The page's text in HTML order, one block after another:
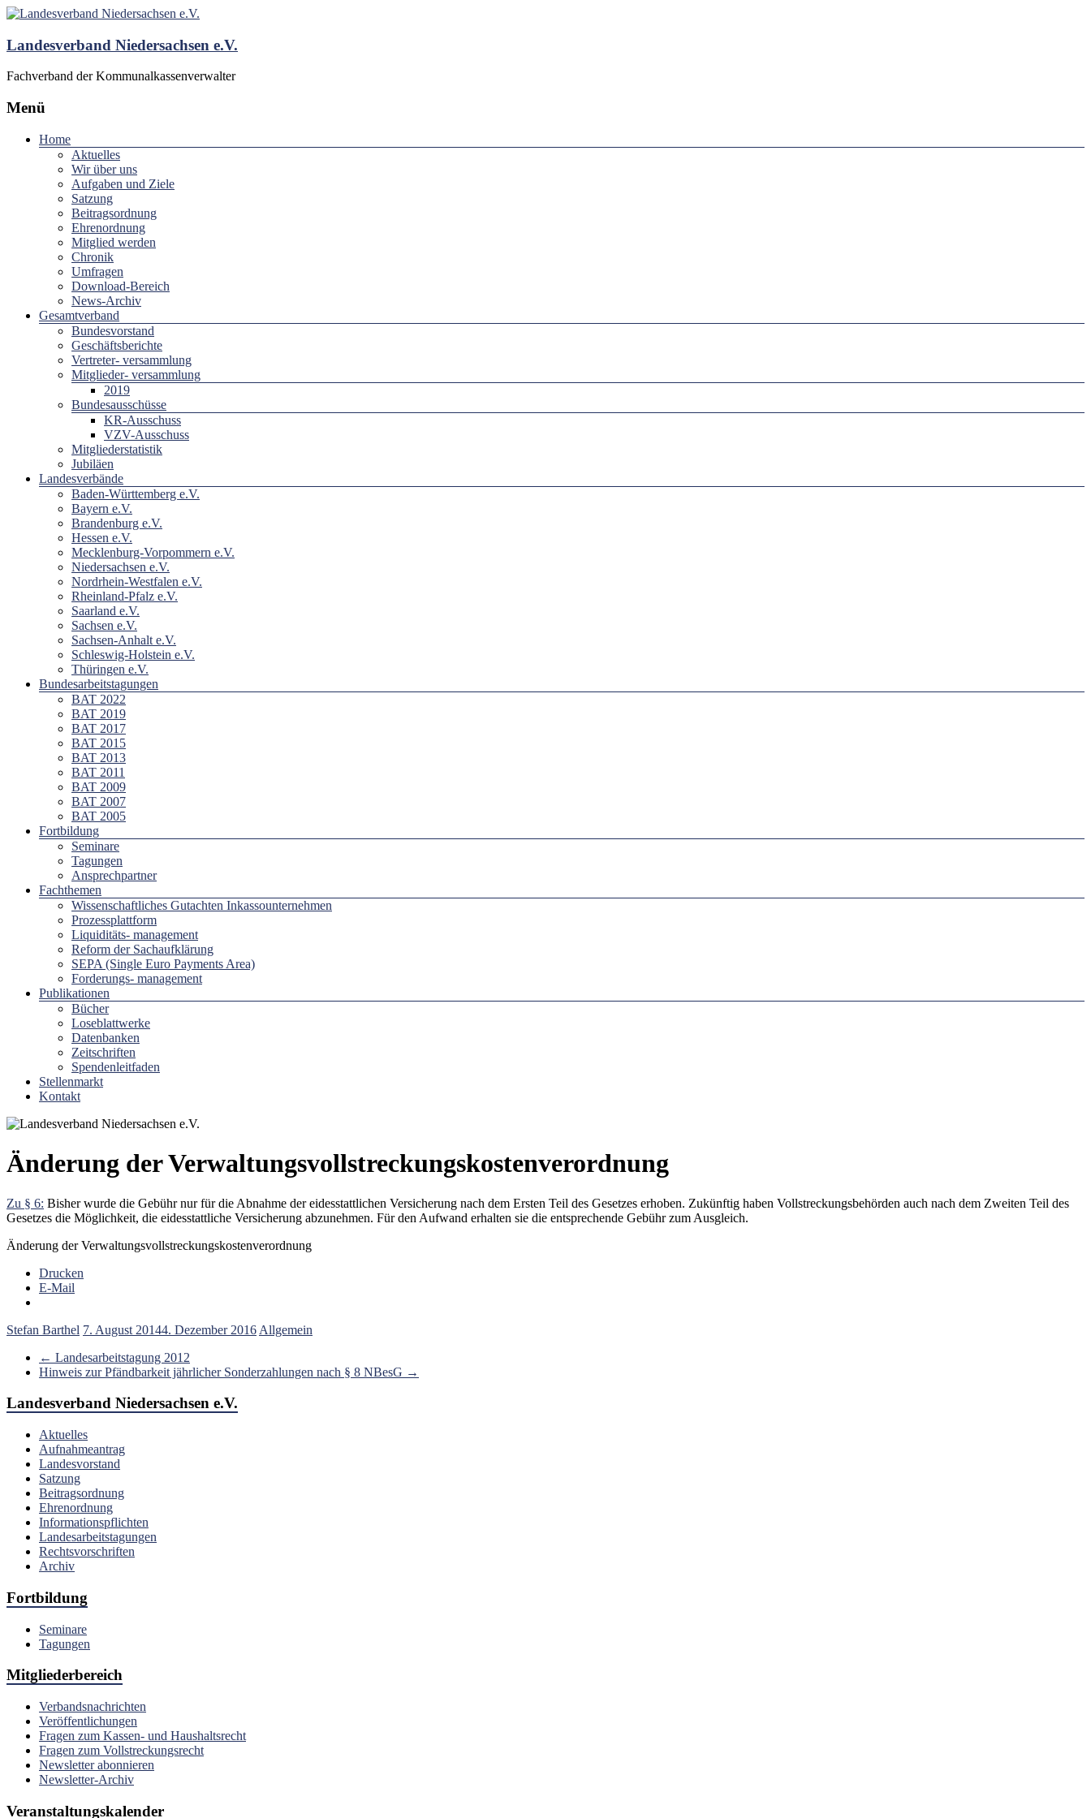
Landesverband Niedersachsen e.V.
Fachverband der Kommunalkassenverwalter
Menü
Home
Aktuelles
Wir über uns
Aufgaben und Ziele
Satzung
Beitragsordnung
Ehrenordnung
Mitglied werden
Chronik
Umfragen
Download-Bereich
News-Archiv
Gesamtverband
Bundesvorstand
Geschäftsberichte
Vertreter- versammlung
Mitglieder- versammlung
2019
Bundesausschüsse
KR-Ausschuss
VZV-Ausschuss
Mitgliederstatistik
Jubiläen
Landesverbände
Baden-Württemberg e.V.
Bayern e.V.
Brandenburg e.V.
Hessen e.V.
Mecklenburg-Vorpommern e.V.
Niedersachsen e.V.
Nordrhein-Westfalen e.V.
Rheinland-Pfalz e.V.
Saarland e.V.
Sachsen e.V.
Sachsen-Anhalt e.V.
Schleswig-Holstein e.V.
Thüringen e.V.
Bundesarbeitstagungen
BAT 2022
BAT 2019
BAT 2017
BAT 2015
BAT 2013
BAT 2011
BAT 2009
BAT 2007
BAT 2005
Fortbildung
Seminare
Tagungen
Ansprechpartner
Fachthemen
Wissenschaftliches Gutachten Inkassounternehmen
Prozessplattform
Liquiditäts- management
Reform der Sachaufklärung
SEPA (Single Euro Payments Area)
Forderungs- management
Publikationen
Bücher
Loseblattwerke
Datenbanken
Zeitschriften
Spendenleitfaden
Stellenmarkt
Kontakt
Änderung der Verwaltungsvollstreckungskostenverordnung
Zu § 6: Bisher wurde die Gebühr nur für die Abnahme der eidesstattlichen Versicherung nach dem Ersten Teil des Gesetzes erhoben. Zukünftig haben Vollstreckungsbehörden auch nach dem Zweiten Teil des
Gesetzes die Möglichkeit, die eidesstattliche Versicherung abzunehmen. Für den Aufwand erhalten sie die entsprechende Gebühr zum Ausgleich.
Änderung der Verwaltungsvollstreckungskostenverordnung
Drucken
E-Mail
Stefan Barthel 7. August 20144. Dezember 2016 Allgemein
← Landesarbeitstagung 2012
Hinweis zur Pfändbarkeit jährlicher Sonderzahlungen nach § 8 NBesG →
Landesverband Niedersachsen e.V.
Aktuelles
Aufnahmeantrag
Landesvorstand
Satzung
Beitragsordnung
Ehrenordnung
Informationspflichten
Landesarbeitstagungen
Rechtsvorschriften
Archiv
Fortbildung
Seminare
Tagungen
Mitgliederbereich
Verbandsnachrichten
Veröffentlichungen
Fragen zum Kassen- und Haushaltsrecht
Fragen zum Vollstreckungsrecht
Newsletter abonnieren
Newsletter-Archiv
Veranstaltungskalender